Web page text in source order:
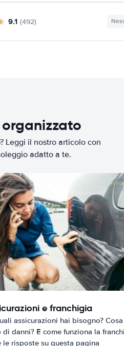
9.1 (492)
Leggi il nostro articolo con
adatto a te.
e franchigia
assicurazioni hai bisogno?
di danni? E come funziona la
le risposte su questa pagina